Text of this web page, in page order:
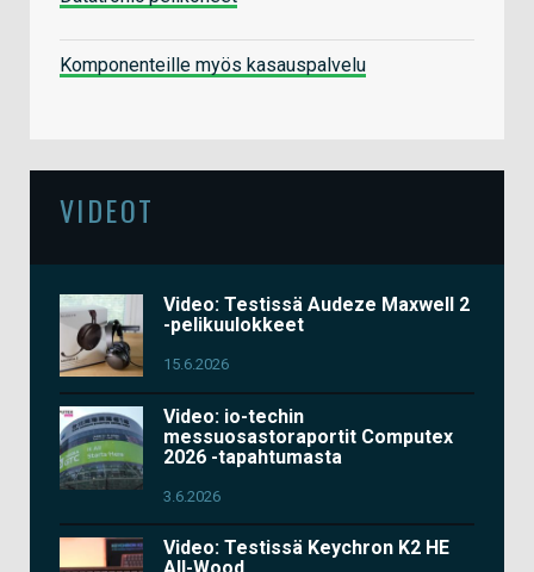
Komponenteille myös kasauspalvelu
VIDEOT
Video: Testissä Audeze Maxwell 2
-pelikuulokkeet
15.6.2026
Video: io-techin
messuosastoraportit Computex
2026 -tapahtumasta
3.6.2026
Video: Testissä Keychron K2 HE